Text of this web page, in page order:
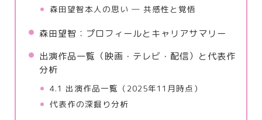
森田望智本人の思い ― 共感性と覚悟
森田望智：プロフィールとキャリアサマリー
出演作品一覧（映画・テレビ・配信）と代表作
分析
4.1 出演作品一覧（2025年11月時点）
代表作の深掘り分析